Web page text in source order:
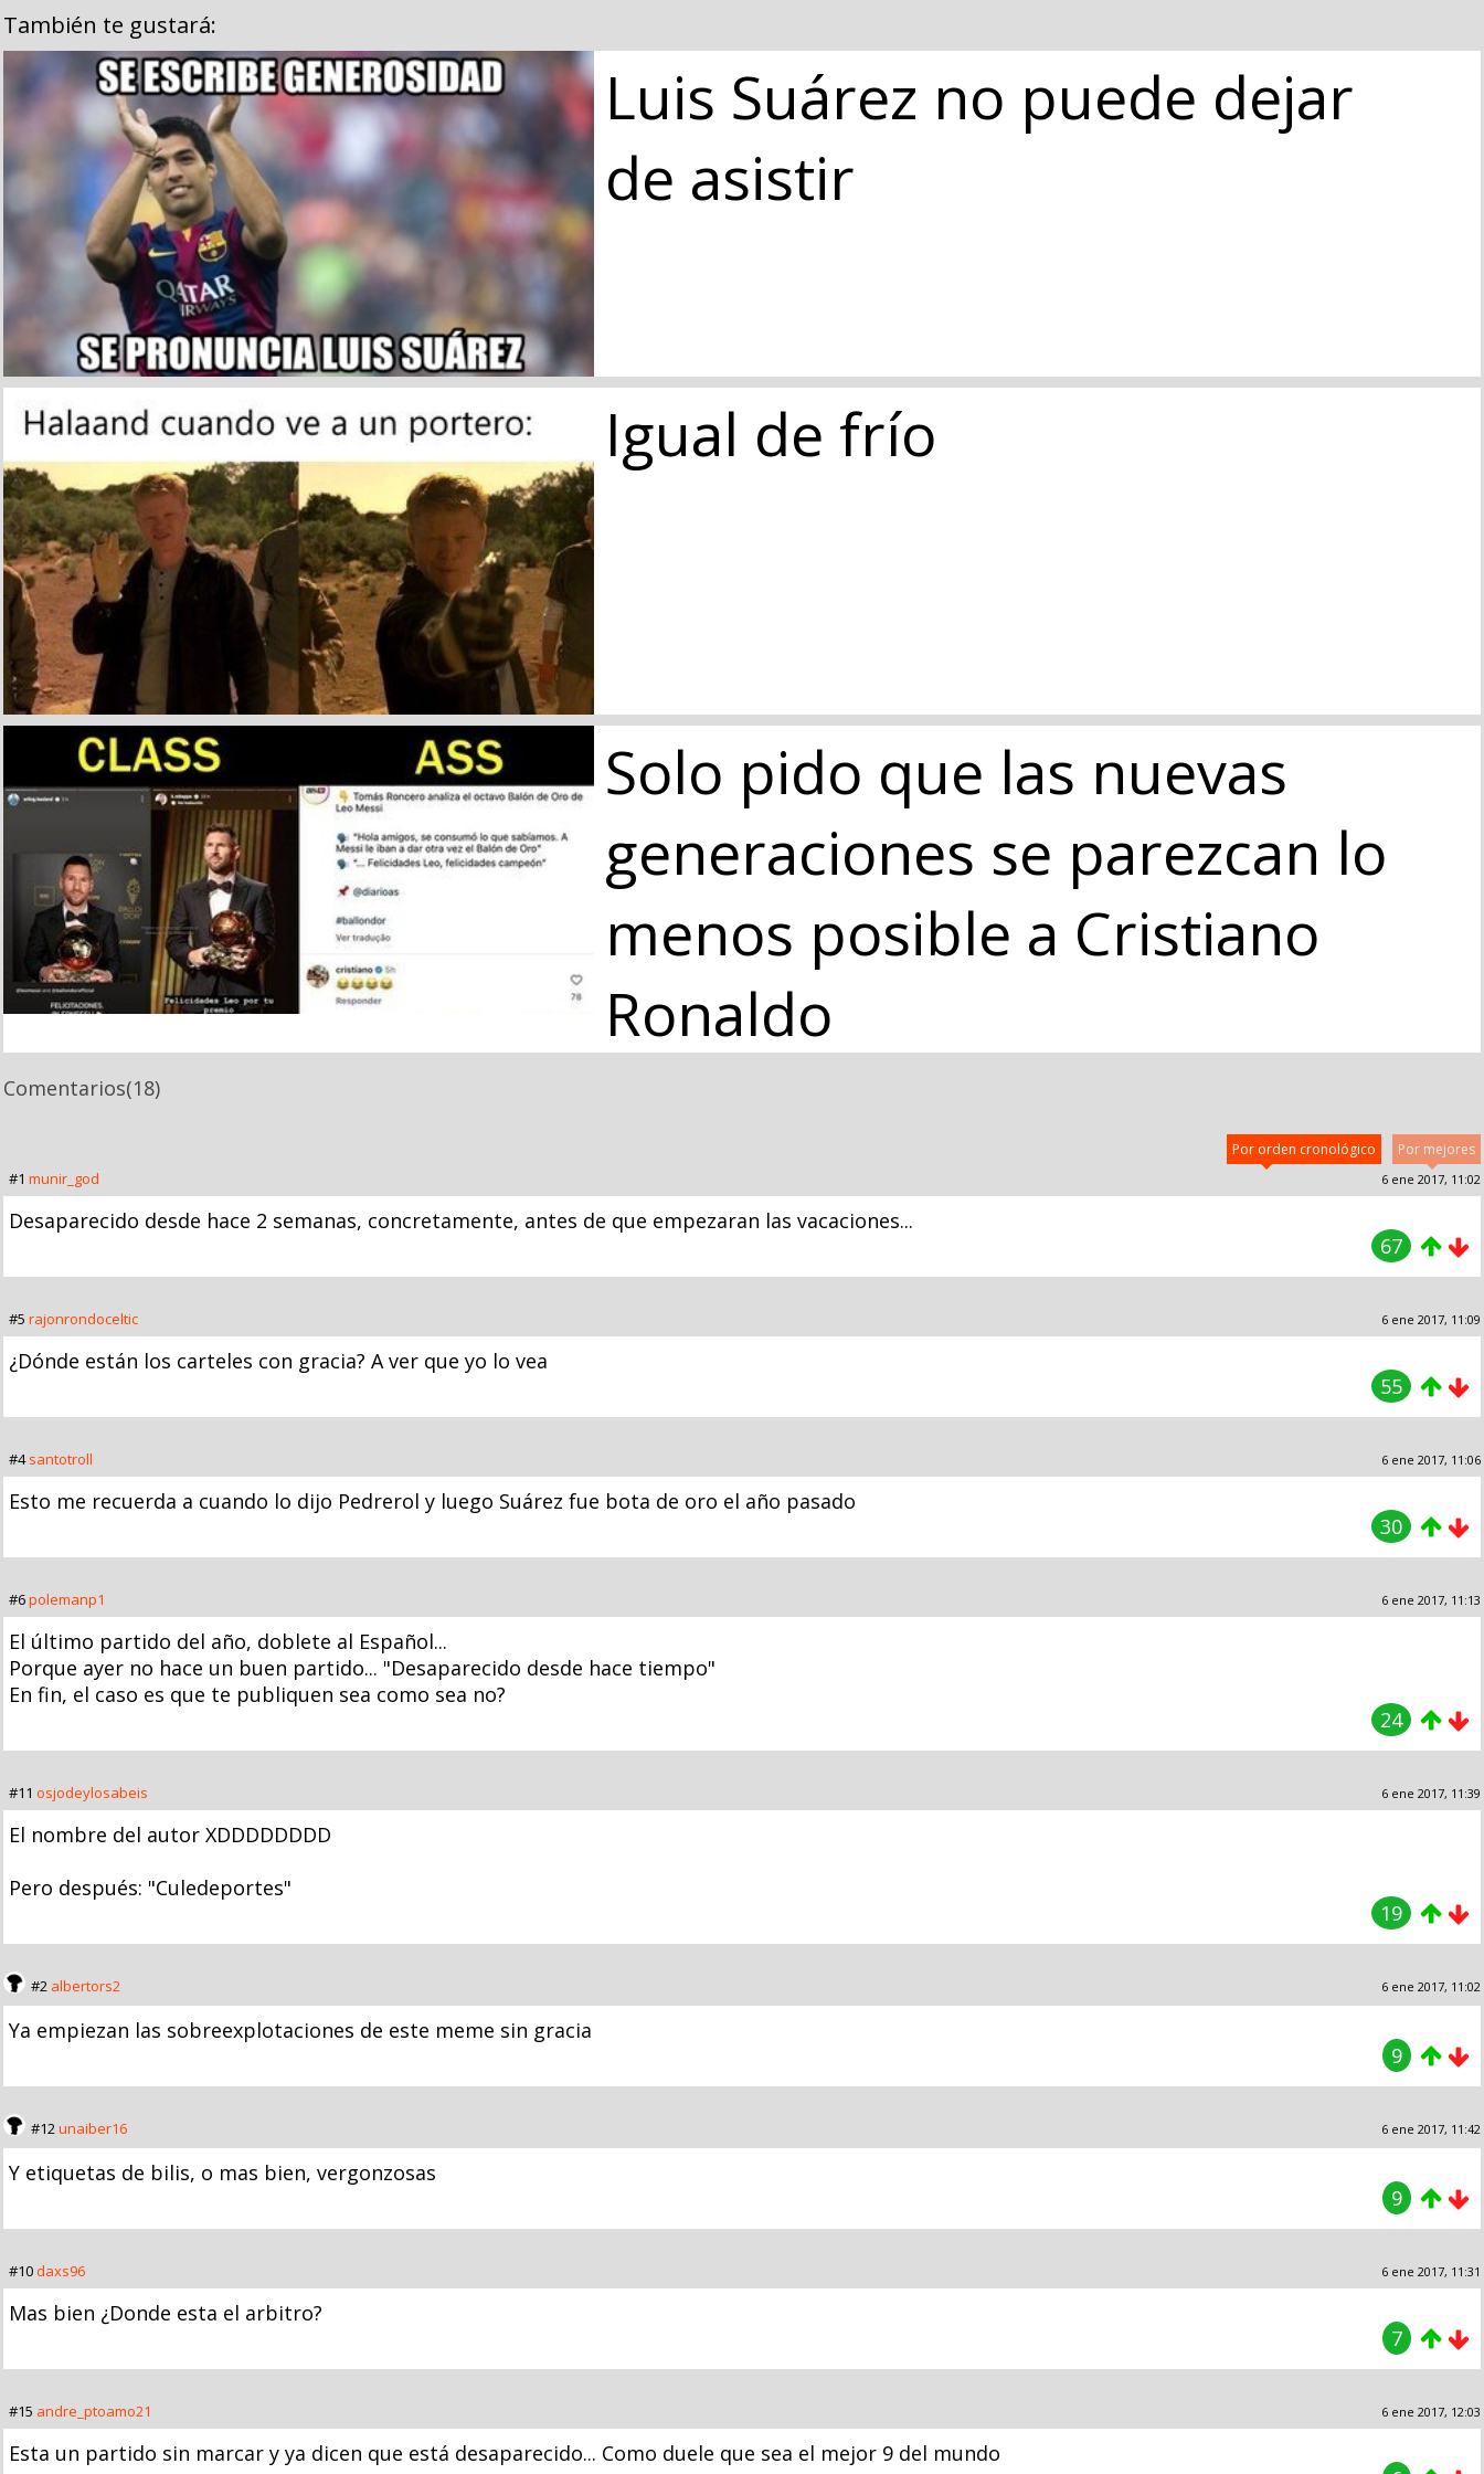
También te gustará:
Luis Suárez no puede dejar
de asistir
Igual de frío
Solo pido que las nuevas
generaciones se parezcan lo
menos posible a Cristiano
Ronaldo
Comentarios(18)
Por mejores
Por orden cronológico
#1 munir_god 6 ene 2017, 11:02
Desaparecido desde hace 2 semanas, concretamente, antes de que empezaran las vacaciones...
67
#5 rajonrondoceltic 6 ene 2017, 11:09
¿Dónde están los carteles con gracia? A ver que yo lo vea
55
#4santotroll 6 ene 2017, 11:06
Esto me recuerda a cuando lo dijo Pedrerol y luego Suárez fue bota de oro el año pasado
30
#6polemanp1 6 ene 2017, 11:13
El último partido del año, doblete al Español...
Porque ayer no hace un buen partido... "Desaparecido desde hace tiempo"
En fin, el caso es que te publiquen sea como sea no?
24
#11 osjodeylosabeis 6 ene 2017, 11:39
El nombre del autor XDDDDDDDD
Pero después: "Culedeportes"
19
#2 albertors2 6 ene 2017, 11:02
Ya empiezan las sobreexplotaciones de este meme sin gracia
9
#12unaiber16 6 ene 2017, 11:42
Y etiquetas de bilis, o mas bien, vergonzosas
9
#10daxs96 6 ene 2017, 11:31
Mas bien ¿Donde esta el arbitro?
7
#15 andre_ptoamo21 6 ene 2017, 12:03
Esta un partido sin marcar y ya dicen que está desaparecido... Como duele que sea el mejor 9 del mundo